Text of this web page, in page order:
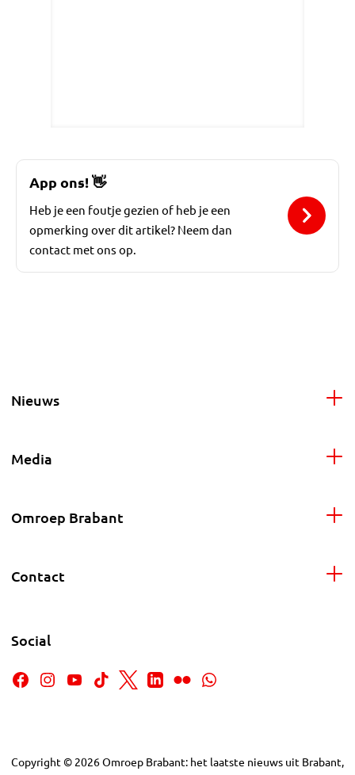
App ons! 👋
Heb je een foutje gezien of heb je een
opmerking over dit artikel? Neem dan
contact met ons op.
Nieuws
Media
Omroep Brabant
Contact
Social
Copyright © 2026Omroep Brabant: het laatste nieuws uit Brabant,